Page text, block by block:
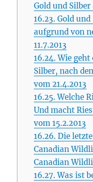
Gold und Silber
16.23. Gold
aufgrund von
11.7.2013
16.24. Wie geht
Silber, nach
vom 21.4.2013
16.25. Welche
Und macht
vom 15.2.2013
16.26. Die
Canadian
Canadian
16.27. Was ist